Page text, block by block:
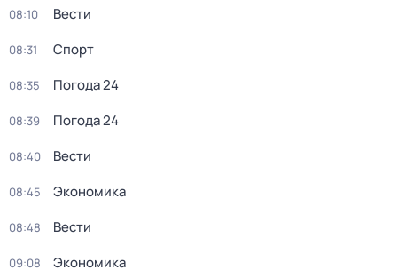
08:10 Вести
08:31 Спорт
08:35 Погода 24
08:39 Погода 24
08:40 Вести
08:45 Экономика
08:48 Вести
09:08 Экономика